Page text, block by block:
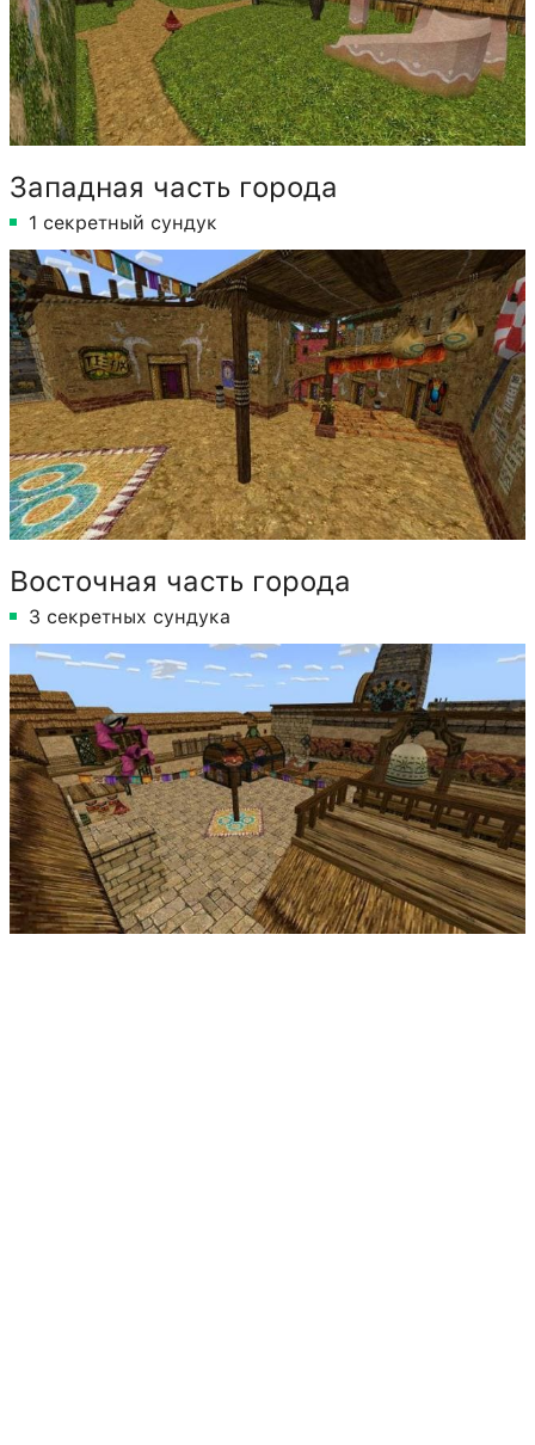
Западная часть города
1 секретный сундук
Восточная часть города
3 секретных сундука